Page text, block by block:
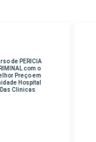
com o Melhor